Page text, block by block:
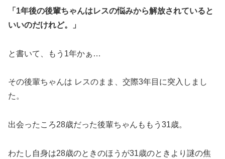
「1年後の後輩ちゃんはレスの悩みから解放されていると
いいのだけれど。」
と書いて、もう1年かぁ…
その後輩ちゃんは レスのまま、交際3年目に突入しまし
た。
出会ったころ28歳だった後輩ちゃんももう31歳。
わたし自身は28歳のときのほうが31歳のときより謎の焦